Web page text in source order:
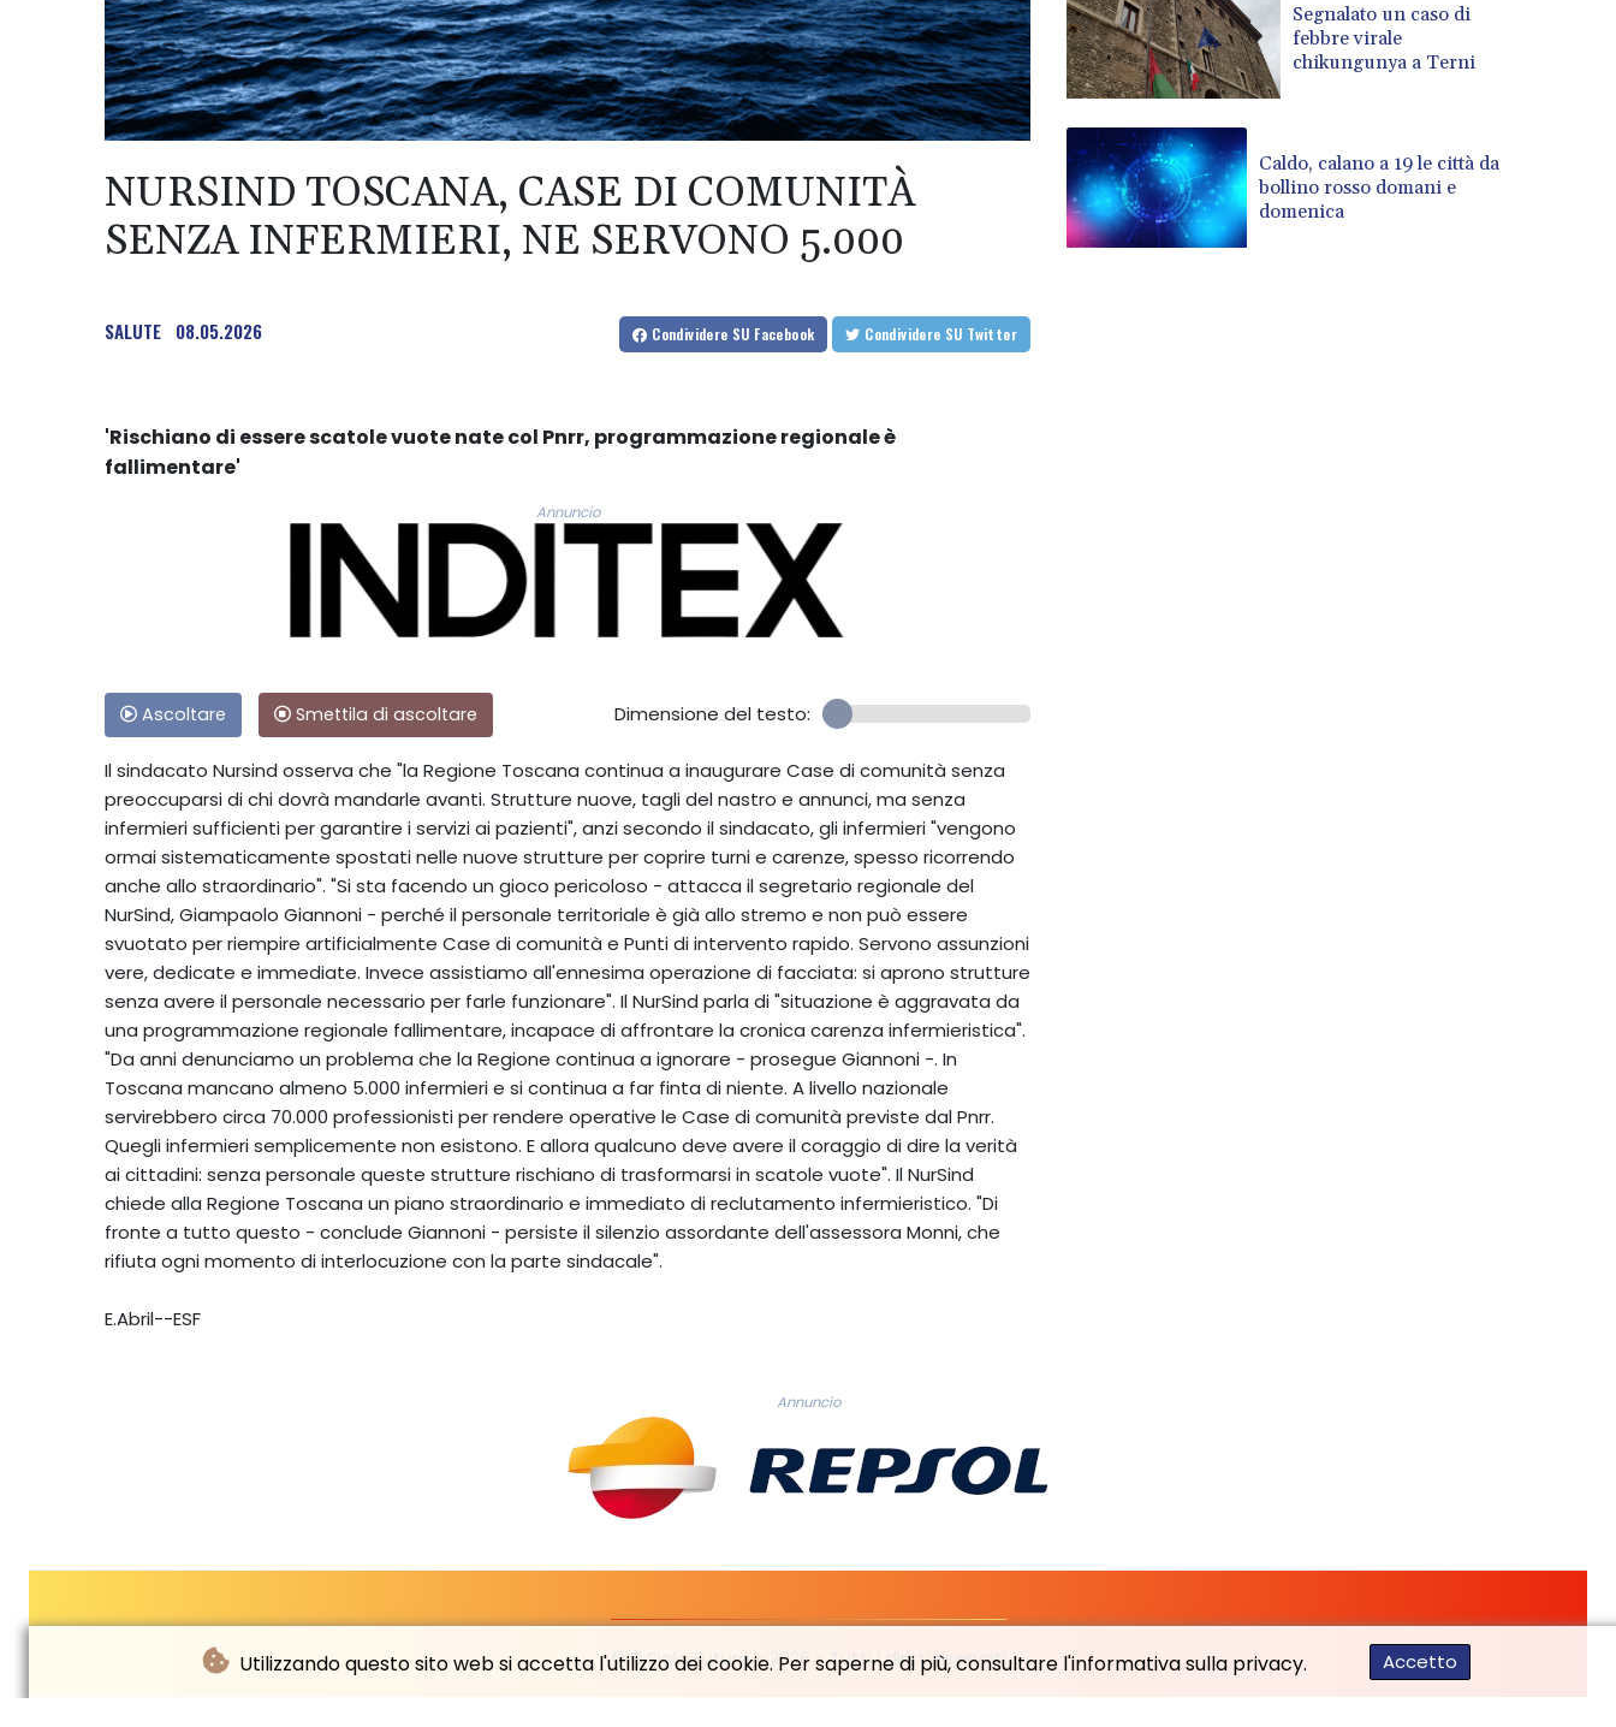
Utilizzando questo sito web si accetta l'utilizzo dei cookie. Per saperne di più, consultare l'informativa sulla privacy. Accetto
NURSIND TOSCANA, CASE DI COMUNITÀ
SENZA INFERMIERI, NE SERVONO 5.000
SALUTE 08.05.2026 Condividere SU Facebook Condividere SU Twitter
'Rischiano di essere scatole vuote nate col Pnrr, programmazione regionale è
fallimentare'
Annuncio
Ascoltare Smettila di ascoltare Dimensione del testo:
Il sindacato Nursind osserva che "la Regione Toscana continua a inaugurare Case di comunità senza
preoccuparsi di chi dovrà mandarle avanti. Strutture nuove, tagli del nastro e annunci, ma senza
infermieri sufficienti per garantire i servizi ai pazienti", anzi secondo il sindacato, gli infermieri "vengono
ormai sistematicamente spostati nelle nuove strutture per coprire turni e carenze, spesso ricorrendo
anche allo straordinario". "Si sta facendo un gioco pericoloso - attacca il segretario regionale del
NurSind, Giampaolo Giannoni - perché il personale territoriale è già allo stremo e non può essere
svuotato per riempire artificialmente Case di comunità e Punti di intervento rapido. Servono assunzioni
vere, dedicate e immediate. Invece assistiamo all'ennesima operazione di facciata: si aprono strutture
senza avere il personale necessario per farle funzionare". Il NurSind parla di "situazione è aggravata da
una programmazione regionale fallimentare, incapace di affrontare la cronica carenza infermieristica".
"Da anni denunciamo un problema che la Regione continua a ignorare - prosegue Giannoni -. In
Toscana mancano almeno 5.000 infermieri e si continua a far finta di niente. A livello nazionale
servirebbero circa 70.000 professionisti per rendere operative le Case di comunità previste dal Pnrr.
Quegli infermieri semplicemente non esistono. E allora qualcuno deve avere il coraggio di dire la verità
ai cittadini: senza personale queste strutture rischiano di trasformarsi in scatole vuote". Il NurSind
chiede alla Regione Toscana un piano straordinario e immediato di reclutamento infermieristico. "Di
fronte a tutto questo - conclude Giannoni - persiste il silenzio assordante dell'assessora Monni, che
rifiuta ogni momento di interlocuzione con la parte sindacale".
E.Abril--ESF
Segnalato un caso di
febbre virale
chikungunya a Terni
Caldo, calano a 19 le città da
bollino rosso domani e
domenica
Annuncio
© El Siglo Futuro - 2026 - Tutti i diritti riservati